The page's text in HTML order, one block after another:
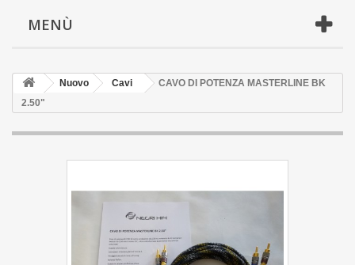
MENÙ
Nuovo Cavi
CAVO DI POTENZA MASTERLINE BK
2.50"